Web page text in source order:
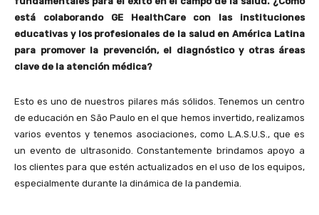
está colaborando GE HealthCare con las instituciones
educativas y los profesionales de la salud en América Latina
para promover la prevención, el diagnóstico y otras áreas
clave de la atención médica?
Esto es uno de nuestros pilares más sólidos. Tenemos un centro
de educación en São Paulo en el que hemos invertido, realizamos
varios eventos y tenemos asociaciones, como L.A.S.U.S., que es
un evento de ultrasonido. Constantemente brindamos apoyo a
los clientes para que estén actualizados en el uso de los equipos,
especialmente durante la dinámica de la pandemia.